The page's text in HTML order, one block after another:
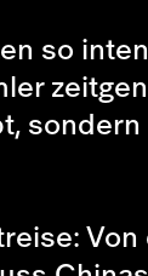
so
sondern
Von